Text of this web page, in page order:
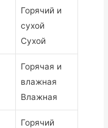
Горячий и
сухой
Сухой
Горячая и
влажная
Влажная
Горячий